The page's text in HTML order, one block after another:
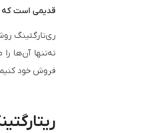
قدیمی است که
ری‌تارگتینگ
نه‌تنها آن‌ها
فروش خود